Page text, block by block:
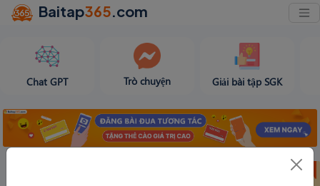
Baitap365.com
Chat GPT Trò chuyện Giải bài tập SGK
Bảng thành tích